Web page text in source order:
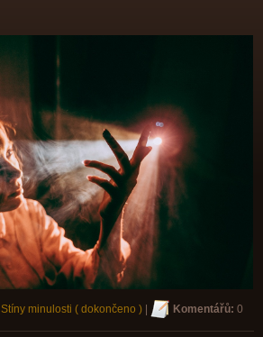
Stíny minulosti ( dokončeno ) | Komentářů: 0